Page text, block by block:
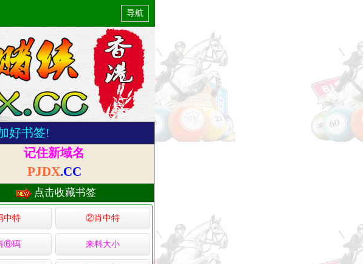
导航
好书签!
记住新域名
PJDX.CC
点击收藏书签
中特 ②肖中特
⑥码 来料大小